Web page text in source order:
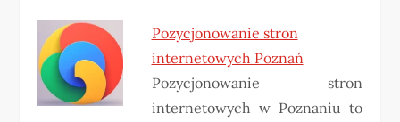
Pozycjonowanie stron
internetowych Poznań
Pozycjonowanie stron
internetowych w Poznaniu to